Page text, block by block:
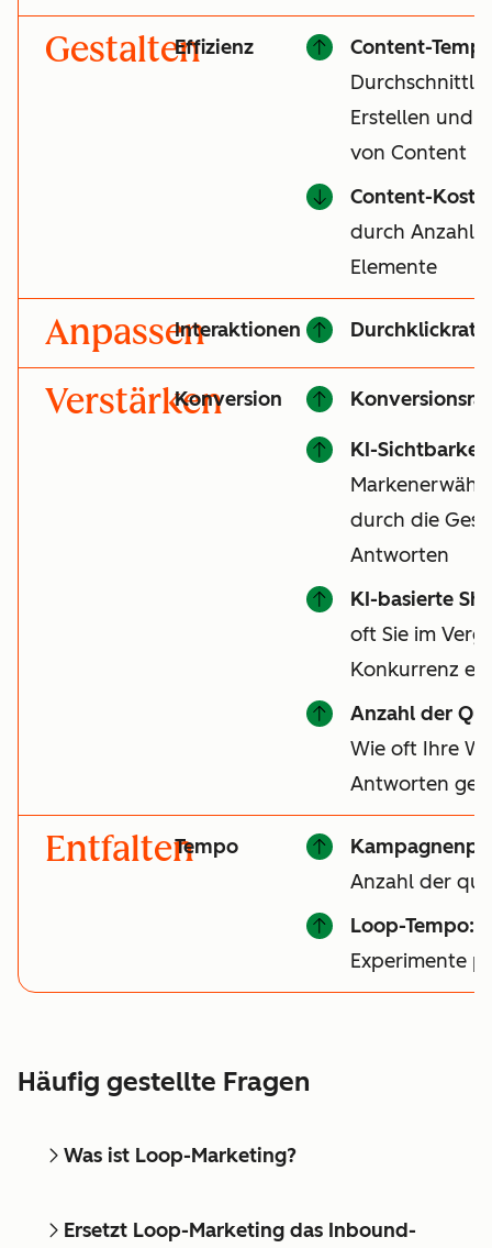
GestaltenEffizienz
Content-
Erstellen und
von Content
Content-
durch Anzahl
Elemente
AnpassenInteraktionen
VerstärkenKonversion
KI-
durch die
Antworten
KI-basierte
oft Sie im
Konkurrenz
Anzahl der
Wie oft Ihre
Antworten
EntfaltenTempo
Anzahl der
Loop-Tempo:
Experimente
Häufig gestellte Fragen
Was ist Loop-Marketing?
Ersetzt Loop-Marketing das Inbound-